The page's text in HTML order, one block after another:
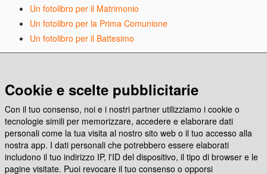
Un fotolibro per il Matrimonio
Un fotolibro per la Prima Comunione
Un fotolibro per il Battesimo
Emoziona con Photocity, la nuova app per stampare
Come creare e stampare un codice Spotify
Anche Photocity è Carbon Neutral!
Seguici sui social
Cookie e scelte pubblicitarie
Con il tuo consenso, noi e i nostri partner utilizziamo i cookie o
tecnologie simili per memorizzare, accedere e elaborare dati
personali come la tua visita al nostro sito web o il tuo accesso alla
nostra app. I dati personali che potrebbero essere elaborati
includono il tuo indirizzo IP, l'ID del dispositivo, il tipo di browser e le
pagine visitate. Puoi revocare il tuo consenso o opporsi